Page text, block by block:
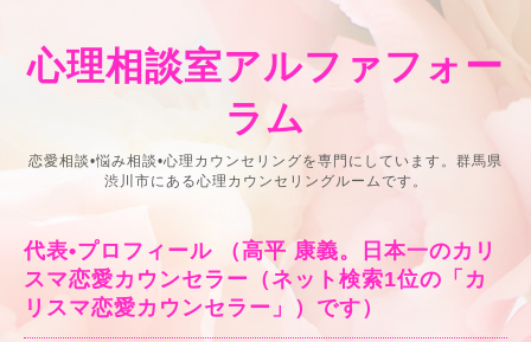
心理相談室アルファフォー
ラム
恋愛相談•悩み相談•心理カウンセリングを専門にしています。群馬県
渋川市にある心理カウンセリングルームです。
代表•プロフィール （高平 康義。日本一のカリ
スマ恋愛カウンセラー（ネット検索1位の「カ
リスマ恋愛カウンセラー」）です）